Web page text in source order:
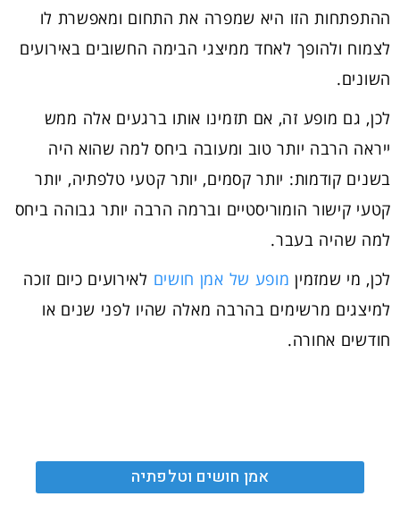
ההתפתחות הזו היא שמפרה את התחום ומאפשרת לו
לצמוח ולהופך לאחד ממיצגי הבימה החשובים באירועים
השונים.
לכן, גם מופע זה, אם תזמינו אותו ברגעים אלה ממש
ייראה הרבה יותר טוב ומעובה ביחס למה שהוא היה
בשנים קודמות: יותר קסמים, יותר קטעי טלפתיה, יותר
קטעי קישור הומוריסטיים וברמה הרבה יותר גבוהה ביחס
למה שהיה בעבר.
לכן, מי שמזמין מופע של אמן חושים לאירועים כיום זוכה
למיצגים מרשימים בהרבה מאלה שהיו לפני שנים או
חודשים אחורה.
אמן חושים וטלפתיה